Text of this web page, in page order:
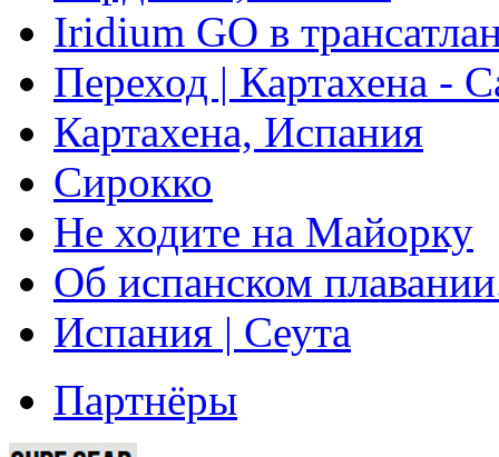
Iridium GO в
Переход | Картахена -
Картахена, Испания
Сирокко
Не ходите на Майорку
Об испанском
Испания | Сеута
Партнёры